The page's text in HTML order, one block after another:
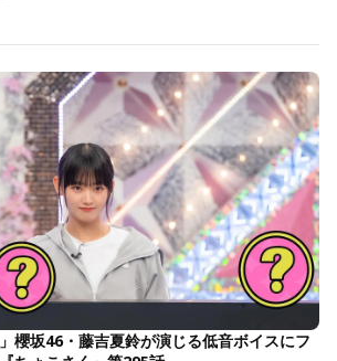
櫻坂46・藤吉夏鈴が演じる低音ボイスにフ